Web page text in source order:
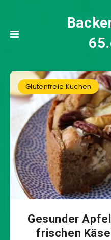
Glutenfreie Kuchen
Gesunder
frischen